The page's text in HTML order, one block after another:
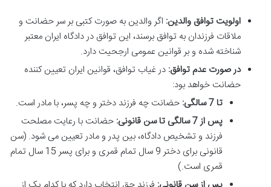
اولویت توافق والدین: اگر والدین به صورت کتبی بر سر حضانت و
ملاقات فرزندان به توافق برسند، این توافق در دادگاه ایران معتبر
شناخته شده و بر قوانین عمومی ارجحیت دارد.
در صورت عدم توافق: در غیاب توافق، قوانین ایران تعیین کننده
حضانت خواهد بود:
تا 7 سالگی:
حضانت چه فرزند دختر و چه پسر، با مادر است.
پس از 7 سالگی تا سن قانونی:
حضانت با رعایت مصلحت
فرزند و تشخیص دادگاه، بین پدر و مادر تعیین می شود. (سن
قانونی برای دختر 9 سال تمام قمری و برای پسر 15 سال تمام
قمری است.)